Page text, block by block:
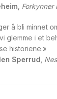
Forkynner
å bli minnet
glemme i et
historiene.»
Sperrud,